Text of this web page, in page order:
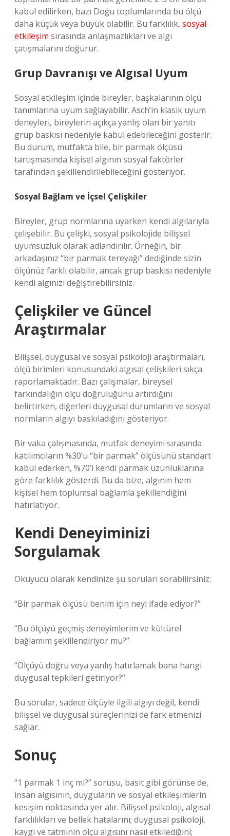
kabul edilirken, bazı Doğu toplumlarında bu ölçü
daha küçük veya büyük olabilir. Bu farklılık, sosyal
etkileşim sırasında anlaşmazlıkları ve algı
çatışmalarını doğurur.
Grup Davranışı ve Algısal Uyum
Sosyal etkileşim içinde bireyler, başkalarının ölçü
tanımlarına uyum sağlayabilir. Asch’in klasik uyum
deneyleri, bireylerin açıkça yanlış olan bir yanıtı
grup baskısı nedeniyle kabul edebileceğini gösterir.
Bu durum, mutfakta bile, bir parmak ölçüsü
tartışmasında kişisel algının sosyal faktörler
tarafından şekillendirilebileceğini gösteriyor.
Sosyal Bağlam ve İçsel Çelişkiler
Bireyler, grup normlarına uyarken kendi algılarıyla
çelişebilir. Bu çelişki, sosyal psikolojide bilişsel
uyumsuzluk olarak adlandırılır. Örneğin, bir
arkadaşınız “bir parmak tereyağı” dediğinde sizin
ölçünüz farklı olabilir, ancak grup baskısı nedeniyle
kendi algınızı değiştirebilirsiniz.
Çelişkiler ve Güncel
Araştırmalar
Bilişsel, duygusal ve sosyal psikoloji araştırmaları,
ölçü birimleri konusundaki algısal çelişkileri sıkça
raporlamaktadır. Bazı çalışmalar, bireysel
farkındalığın ölçü doğruluğunu artırdığını
belirtirken, diğerleri duygusal durumların ve sosyal
normların algıyı baskıladığını gösteriyor.
Bir vaka çalışmasında, mutfak deneyimi sırasında
katılımcıların %30’u “bir parmak” ölçüsünü standart
kabul ederken, %70’i kendi parmak uzunluklarına
göre farklılık gösterdi. Bu da bize, algının hem
kişisel hem toplumsal bağlamla şekillendiğini
hatırlatıyor.
Kendi Deneyiminizi
Sorgulamak
Okuyucu olarak kendinize şu soruları sorabilirsiniz:
“Bir parmak ölçüsü benim için neyi ifade ediyor?”
“Bu ölçüyü geçmiş deneyimlerim ve kültürel
bağlamım şekillendiriyor mu?”
“Ölçüyü doğru veya yanlış hatırlamak bana hangi
duygusal tepkileri getiriyor?”
Bu sorular, sadece ölçüyle ilgili algıyı değil, kendi
bilişsel ve duygusal süreçlerinizi de fark etmenizi
sağlar.
Sonuç
“1 parmak 1 inç mi?” sorusu, basit gibi görünse de,
insan algısının, duyguların ve sosyal etkileşimlerin
kesişim noktasında yer alır. Bilişsel psikoloji, algısal
farklılıkları ve bellek hatalarını; duygusal psikoloji,
kaygı ve tatminin ölçü algısını nasıl etkilediğini;